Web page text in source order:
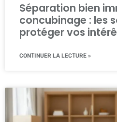
Séparation bien
concubinage : les
protéger vos
CONTINUER LA LECTURE »